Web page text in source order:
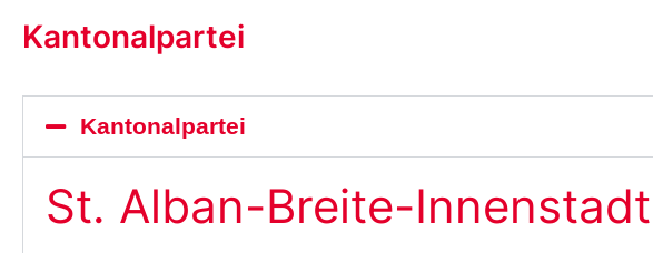
Kantonalpartei
Kantonalpartei
St. Alban-Breite-Innenstadt